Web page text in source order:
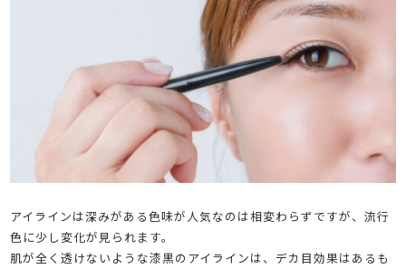
アイラインは深みがある色味が人気なのは相変わらずですが、流行
色に少し変化が見られます。
肌が全く透けないような漆黒のアイラインは、デカ目効果はあるも